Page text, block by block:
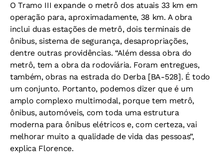
O Tramo III expande o metrô dos atuais 33 km em
operação para, aproximadamente, 38 km. A obra
inclui duas estações de metrô, dois terminais de
ônibus, sistema de segurança, desapropriações,
dentre outras providências. “Além dessa obra do
metrô, tem a obra da rodoviária. Foram entregues,
também, obras na estrada do Derba [BA-528]. É todo
um conjunto. Portanto, podemos dizer que é um
amplo complexo multimodal, porque tem metrô,
ônibus, automóveis, com toda uma estrutura
moderna para ônibus elétricos e, com certeza, vai
melhorar muito a qualidade de vida das pessoas”,
explica Florence.